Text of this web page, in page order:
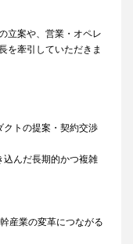
立案や、営業・オペレ
を牽引していただきま
クトの提案・契約交渉
込んだ長期的かつ複雑
産業の変革につながる